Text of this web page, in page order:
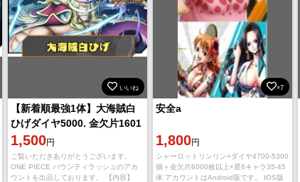
いいね
【新着順最強1体】大海賊白
ひげダイヤ5000. 金欠片1601
機種 IOS
1,500円
ご覧いただきありがとうございます。
ONE PIECE バウンティラッシュのアカ
ウントを出品しております。 【内容】
×7
安全a
1,800円
シャーロットリンリン+ダイヤ4700-5300
個＋金欠片6000枚以上+星6キャラ35-45
体 アカウントはAndroid版です。 IOS版